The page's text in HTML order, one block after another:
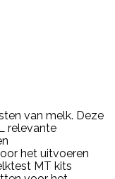
van melk. Deze
relevante
het uitvoeren
MT kits